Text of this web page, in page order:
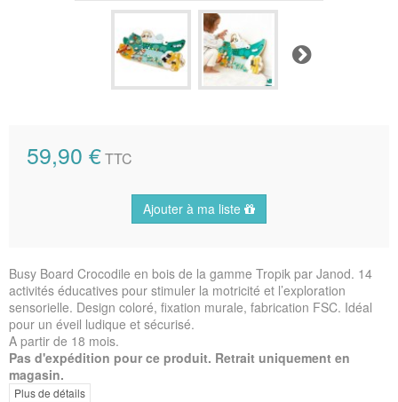
Suivant
59,90 €TTC
Ajouter à ma liste
Busy Board Crocodile en bois de la gamme Tropik par Janod. 14
activités éducatives pour stimuler la motricité et l’exploration
sensorielle. Design coloré, fixation murale, fabrication FSC. Idéal
pour un éveil ludique et sécurisé.
A partir de 18 mois.
Pas d'expédition pour ce produit. Retrait uniquement en
magasin.
Plus de détails